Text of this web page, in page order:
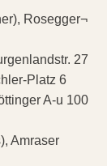
Rosegger¬
27
Platz 6
A-u 100
Amraser